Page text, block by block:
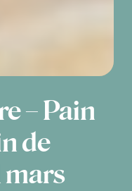
– Pain
de
mars